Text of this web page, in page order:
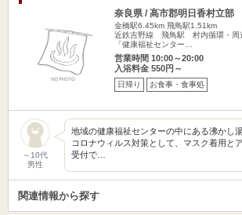
奈良県 / 高市郡明日香村立部
金橋駅6.45km 飛鳥駅1.51km
近鉄吉野線 飛鳥駅 村内循環・周
「健康福祉センター…
営業時間 10:00～20:00
入浴料金 550円～
日帰り お食事・食事処
～10代
男性
地域の健康福祉センターの中にある沸かし
コロナウィルス対策として、マスク着用と
受付で…
関連情報から探す